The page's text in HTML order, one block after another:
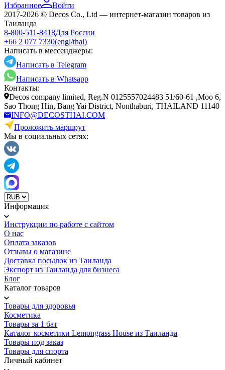
Избранное
Войти
2017-2026 © Decos Co., Ltd — интернет-магазин товаров из
Таиланда
8-800-511-8418Для России
+66 2 077 7330(engl/thai)
Написать в мессенджеры:
Написать в Telegram
Написать в Whatsapp
Контакты:
Decos company limited, Reg.N 0125557024483 51/60-61 ,Moo 6,
Sao Thong Hin, Bang Yai District, Nonthaburi, THAILAND 11140
INFO@DECOSTHAI.COM
Проложить маршрут
Мы в социальных сетях:
Информация
Инструкции по работе с сайтом
О нас
Оплата заказов
Отзывы о магазине
Доставка посылок из Таиланда
Экспорт из Таиланда для бизнеса
Блог
Каталог товаров
Товары для здоровья
Косметика
Товары за 1 бат
Каталог косметики Lemongrass House из Таиланда
Товары под заказ
Товары для спорта
Личный кабинет